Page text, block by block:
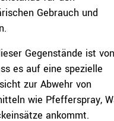
Gebrauch und
Gegenstände ist
es auf eine spezielle
zur Abwehr von
wie Pfefferspray,
ankommt.